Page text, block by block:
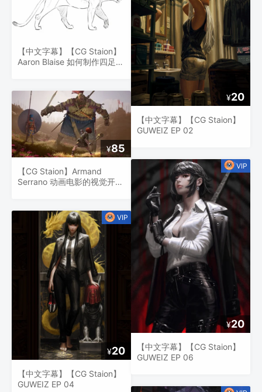
【中文字幕】【CG Staion】
Aaron Blaise 如何制作四足步
¥85
【CG Staion】Armand
Serrano 动画电影的视觉开发
¥20
【中文字幕】【CG Staion】
GUWEIZ EP 04
¥20
【中文字幕】【CG Staion】
GUWEIZ EP 02
¥20
【中文字幕】【CG Staion】
GUWEIZ EP 06